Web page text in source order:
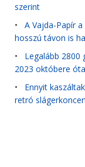
szerint
• A Vajda-Papír
hosszú távon is
• Legalább 2800
2023 októbere
• Ennyit
retró